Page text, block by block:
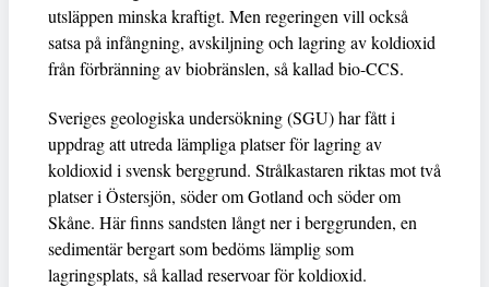
utsläppen minska kraftigt. Men regeringen vill också
satsa på infångning, avskiljning och lagring av koldioxid
från förbränning av biobränslen, så kallad bio-CCS.
Sveriges geologiska undersökning (SGU) har fått i
uppdrag att utreda lämpliga platser för lagring av
koldioxid i svensk berggrund. Strålkastaren riktas mot två
platser i Östersjön, söder om Gotland och söder om
Skåne. Här finns sandsten långt ner i berggrunden, en
sedimentär bergart som bedöms lämplig som
lagringsplats, så kallad reservoar för koldioxid.